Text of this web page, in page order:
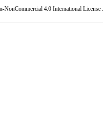
NonCommercial 4.0 International License